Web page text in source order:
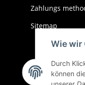
Wie wir
Durch
können
Zahlungs
Sitemap